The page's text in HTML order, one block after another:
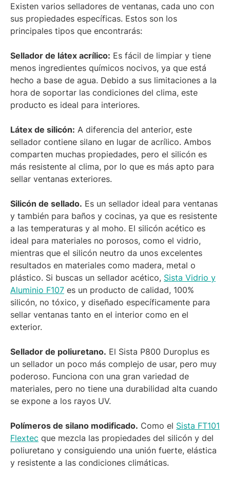
Existen varios selladores de ventanas, cada uno con
sus propiedades específicas. Estos son los
principales tipos que encontrarás:
Sellador de látex acrílico: Es fácil de limpiar y tiene
menos ingredientes químicos nocivos, ya que está
hecho a base de agua. Debido a sus limitaciones a la
hora de soportar las condiciones del clima, este
producto es ideal para interiores.
Látex de silicón: A diferencia del anterior, este
sellador contiene silano en lugar de acrílico. Ambos
comparten muchas propiedades, pero el silicón es
más resistente al clima, por lo que es más apto para
sellar ventanas exteriores.
Silicón de sellado. Es un sellador ideal para ventanas
y también para baños y cocinas, ya que es resistente
a las temperaturas y al moho. El silicón acético es
ideal para materiales no porosos, como el vidrio,
mientras que el silicón neutro da unos excelentes
resultados en materiales como madera, metal o
plástico. Si buscas un sellador acético, Sista Vidrio y
Aluminio F107 es un producto de calidad, 100%
silicón, no tóxico, y diseñado específicamente para
sellar ventanas tanto en el interior como en el
exterior.
Sellador de poliuretano. El Sista P800 Duroplus es
un sellador un poco más complejo de usar, pero muy
poderoso. Funciona con una gran variedad de
materiales, pero no tiene una durabilidad alta cuando
se expone a los rayos UV.
Polímeros de silano modificado. Como el Sista FT101
Flextec que mezcla las propiedades del silicón y del
poliuretano y consiguiendo una unión fuerte, elástica
y resistente a las condiciones climáticas.